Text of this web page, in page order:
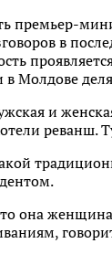
премьер-
в
Молдове
и
реванш.
она